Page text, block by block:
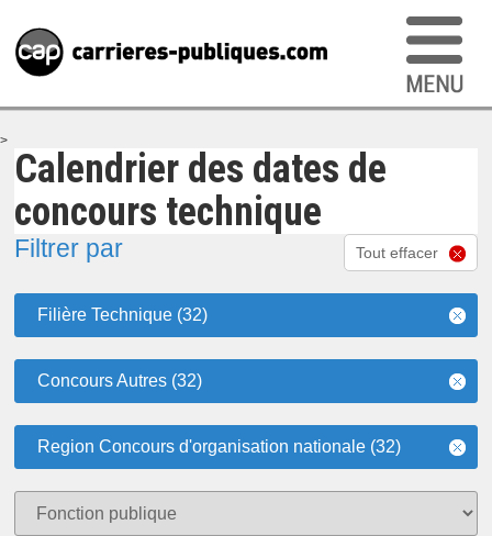
>
Calendrier des dates de
concours technique
Filtrer par Tout effacer
Filière Technique (32)
Concours Autres (32)
Region Concours d'organisation nationale (32)